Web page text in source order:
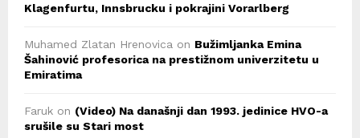
Klagenfurtu, Innsbrucku i pokrajini Vorarlberg
Muhamed Zlatan Hrenovica on Bužimljanka Emina
Šahinović profesorica na prestižnom univerzitetu u
Emiratima
Faruk on (Video) Na današnji dan 1993. jedinice HVO-a
srušile su Stari most